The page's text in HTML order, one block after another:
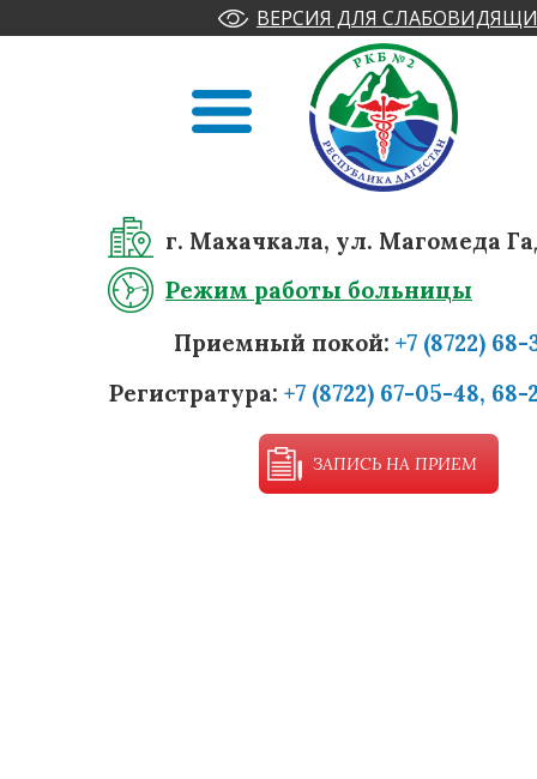
ВЕРСИЯ ДЛЯ
г. Махачкала, ул. Магомеда
Режим работы больницы
Приемный покой: +7 (8722)
Регистратура: +7 (8722) 67-05-48, 68-
ЗАПИСЬ НА ПРИЕМ